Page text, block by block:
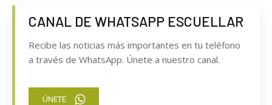
CANAL DE WHATSAPP ESCUELLAR
Recibe las noticias más importantes en tu teléfono
a través de WhatsApp. Únete a nuestro canal.
ÚNETE